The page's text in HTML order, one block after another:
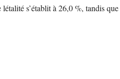
s’établit à 26,0 %, tandis